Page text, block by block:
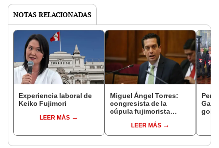
NOTAS RELACIONADAS
Experiencia laboral de
Keiko Fujimori
LEER MÁS
Miguel Ángel Torres:
congresista de la
cúpula fujimorista
del SenadoLEER MÁS